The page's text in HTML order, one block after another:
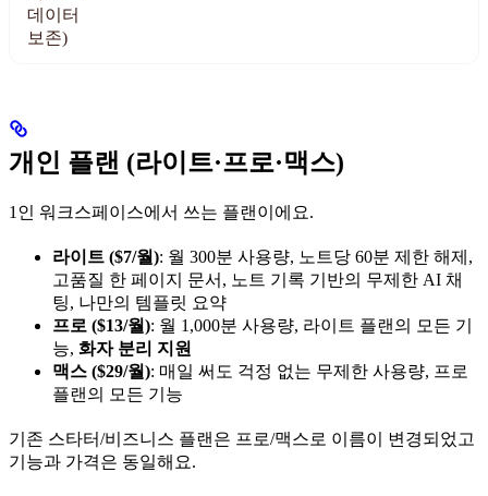
데이터
보존)
개인 플랜 (라이트·프로·맥스)
1인 워크스페이스에서 쓰는 플랜이에요.
라이트 ($7/월): 월 300분 사용량, 노트당 60분 제한 해제,
고품질 한 페이지 문서, 노트 기록 기반의 무제한 AI 채
팅, 나만의 템플릿 요약
프로 ($13/월): 월 1,000분 사용량, 라이트 플랜의 모든 기
능, 화자 분리 지원
맥스 ($29/월): 매일 써도 걱정 없는 무제한 사용량, 프로
플랜의 모든 기능
기존 스타터/비즈니스 플랜은 프로/맥스로 이름이 변경되었고
기능과 가격은 동일해요.